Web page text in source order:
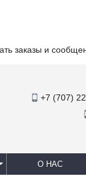
заказы и
+7 (707)
О НАС